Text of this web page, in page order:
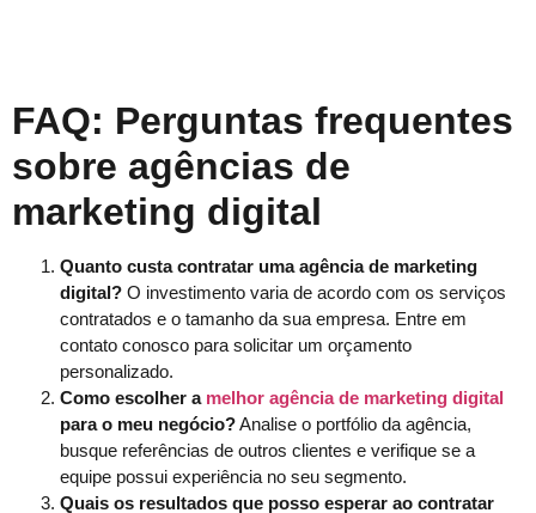
FAQ: Perguntas frequentes
sobre agências de
marketing digital
Quanto custa contratar uma agência de marketing
digital? O investimento varia de acordo com os serviços
contratados e o tamanho da sua empresa. Entre em
contato conosco para solicitar um orçamento
personalizado.
Como escolher a melhor agência de marketing digital
para o meu negócio?Analise o portfólio da agência,
busque referências de outros clientes e verifique se a
equipe possui experiência no seu segmento.
Quais os resultados que posso esperar ao contratar